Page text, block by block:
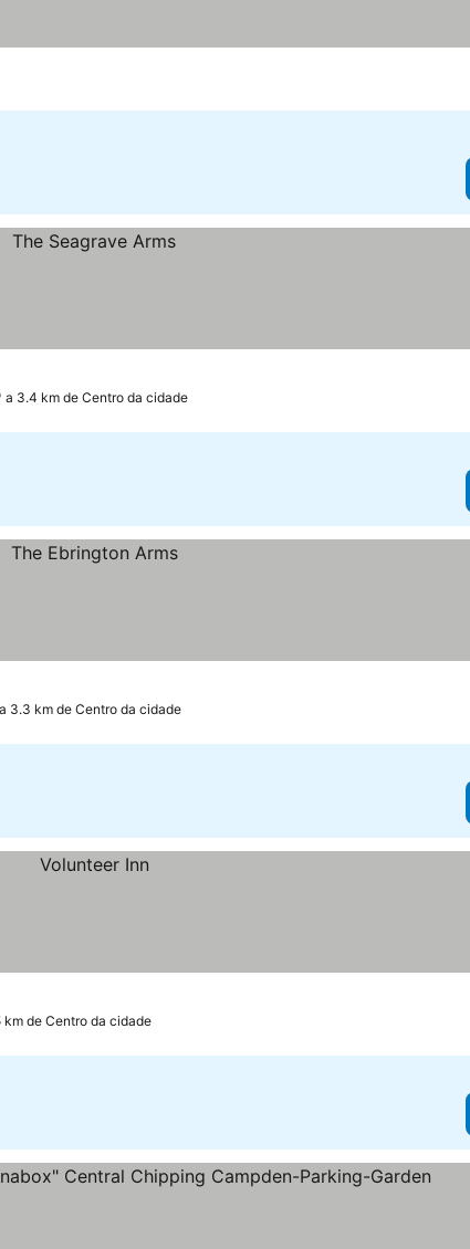
a 3.4 km de Centro da cidade
a 3.3 km de Centro da cidade
km de Centro da cidade